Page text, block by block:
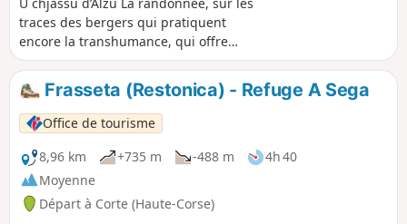
traces des bergers qui pratiquent
encore la transhumance, qui offre
comme récompense un splendide
panorama sur les montagnes du cœur
de la corse et l’opportunité de
rencontrer des bergers en période
estivale.
Frasseta (Restonica) - Refuge A Sega
Office de tourisme
8,96 km
+735 m -488 m
4h 40
Moyenne
Départ à Corte (Haute-Corse)